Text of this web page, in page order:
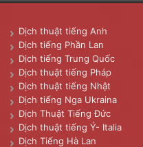
Dịch thuật tiếng Anh
Dịch tiếng Phần Lan
Dịch tiếng Trung Quốc
Dịch thuật tiếng Pháp
Dịch thuật tiếng Nhật
Dịch tiếng Nga Ukraina
Dịch Thuật Tiếng Đức
Dịch thuật tiếng Ý- Italia
Dịch Tiếng Hà Lan